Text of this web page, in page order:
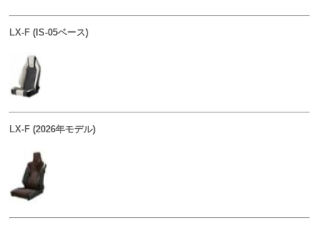
LX-F (IS-05ベース)
LX-F (2026年モデル)